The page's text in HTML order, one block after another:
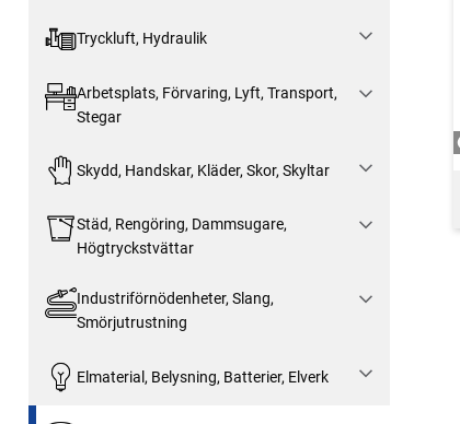
Tryckluft, Hydraulik
Arbetsplats, Förvaring, Lyft, Transport,
Stegar
Skydd, Handskar, Kläder, Skor, Skyltar
Städ, Rengöring, Dammsugare,
Högtryckstvättar
Industriförnödenheter, Slang,
Smörjutrustning
Elmaterial, Belysning, Batterier, Elverk